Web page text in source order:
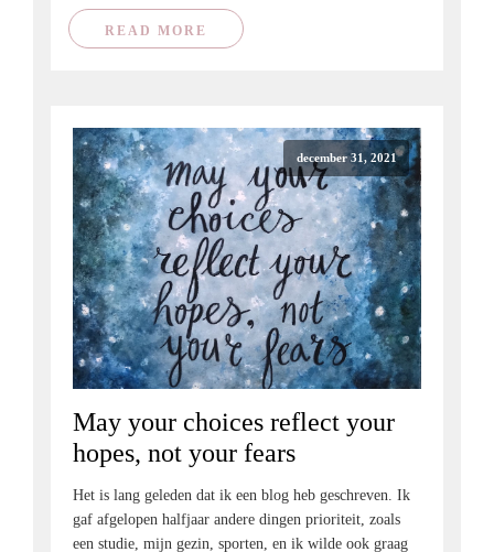
READ MORE
december 31, 2021
May your choices reflect your
hopes, not your fears
Het is lang geleden dat ik een blog heb geschreven. Ik
gaf afgelopen halfjaar andere dingen prioriteit, zoals
een studie, mijn gezin, sporten, en ik wilde ook graag